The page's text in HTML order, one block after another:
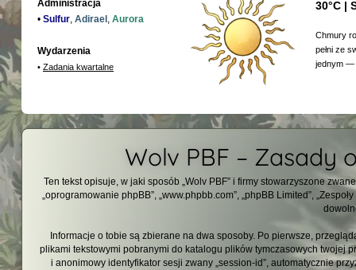
Administracja
• Sulfur, Adirael , Aurora
Wydarzenia
• Zadania kwartalne
30°C |
Chmury
pełni ze
jednym —
Wolv PBF – Zasady
Ten tekst opisuje, w jaki sposób „Wolv PBF” i firmy stowarzyszone zwane
„oprogramowanie phpBB”, „www.phpbb.com”, „phpBB Limited”,
Informacje o tobie są zbierane na dwa sposoby. Po pierwsze,
plikami tekstowymi pobranymi do katalogu plików tymczasowych twojej
i anonimowy identyfikator sesji zwany „session-id”, automatycznie